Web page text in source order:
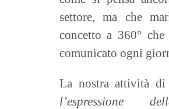
settore, ma che
concetto a 360°
comunicato ogni
La nostra attività di
l’espressione